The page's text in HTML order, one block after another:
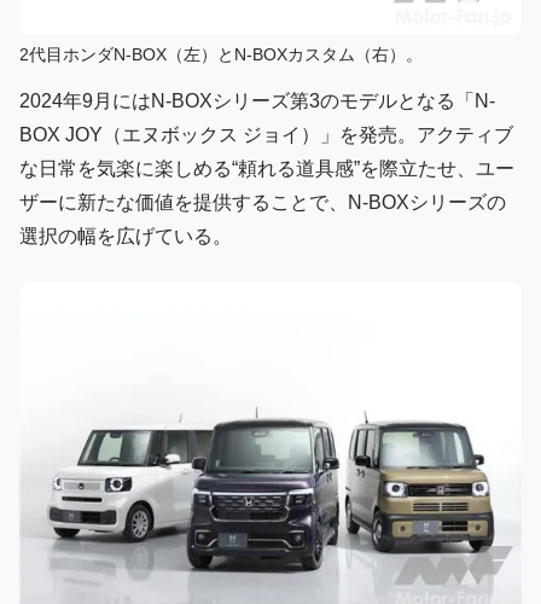
2代目ホンダN-BOX（左）とN-BOXカスタム（右）。
2024年9月にはN-BOXシリーズ第3のモデルとなる「N-
BOX JOY（エヌボックス ジョイ）」を発売。アクティブ
な日常を気楽に楽しめる“頼れる道具感”を際立たせ、ユー
ザーに新たな価値を提供することで、N-BOXシリーズの
選択の幅を広げている。